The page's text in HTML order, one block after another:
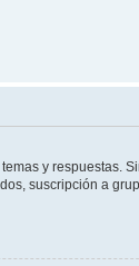
y respuestas.
suscripción a